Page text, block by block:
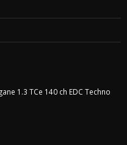
1.3 TCe 140 ch EDC Techno